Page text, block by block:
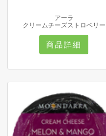
アーラ
クリームチーズストロベリー
商品詳細